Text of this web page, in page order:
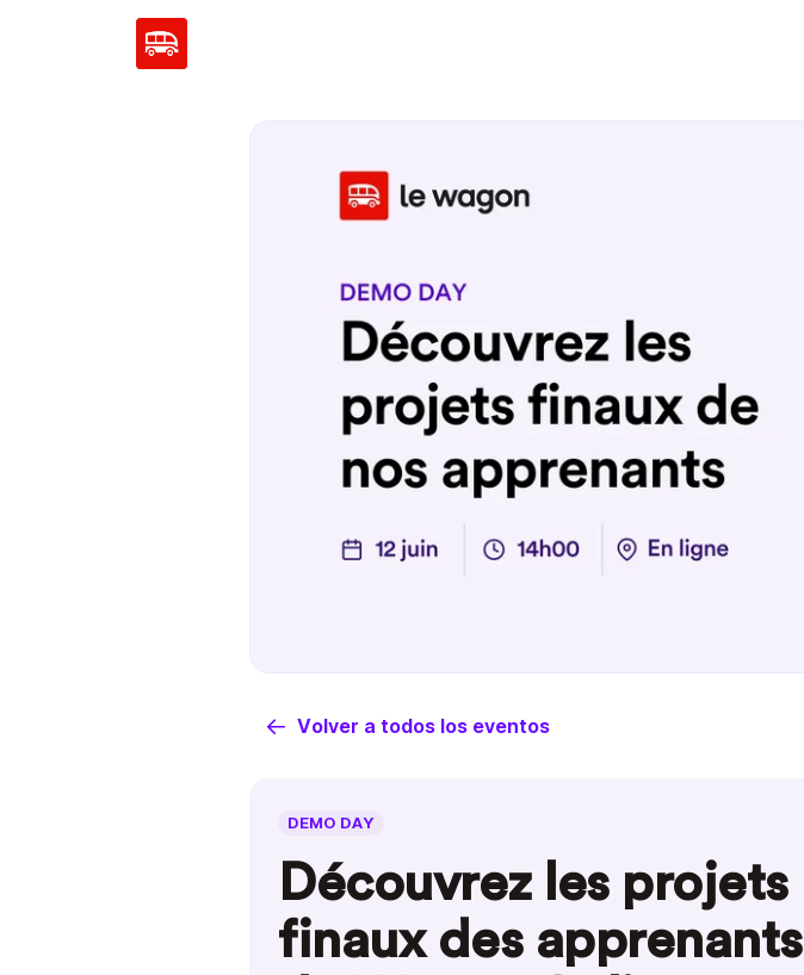
Volver a todos los eventos
DEMO DAY
Découvrez les projets
finaux des apprenants